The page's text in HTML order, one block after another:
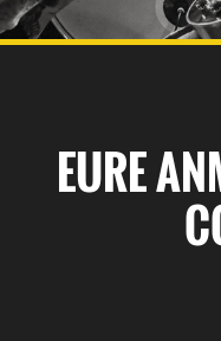
EURE